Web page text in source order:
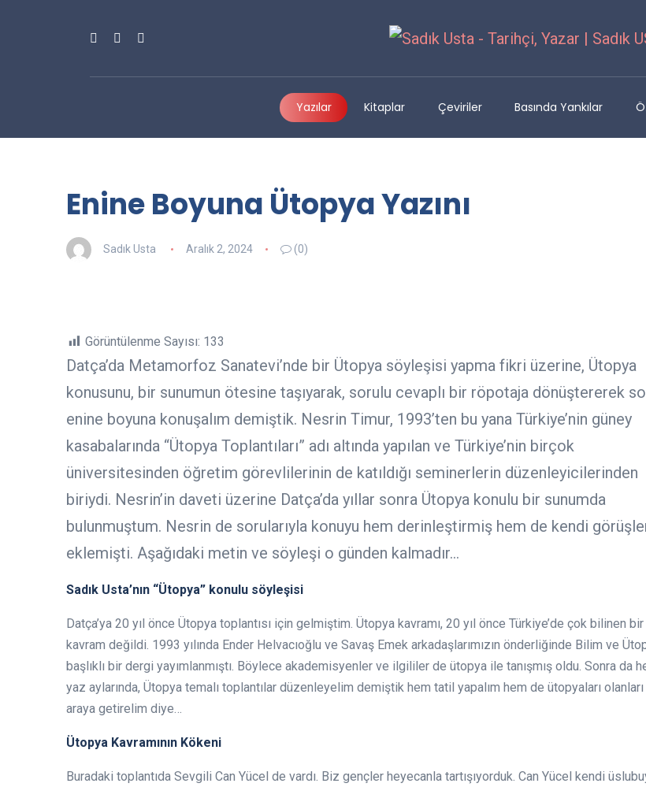
Yazılar Kitaplar Çeviriler Basında Yankılar
Enine Boyuna Ütopya Yazını
Sadık Usta Aralık 2, 2024 (0)
Görüntülenme Sayısı: 133
Datça’da Metamorfoz Sanatevi’nde bir Ütopya söyleşisi yapma fikri üzerine, Ütopya
konusunu, bir sunumun ötesine taşıyarak, sorulu cevaplı bir röpotaja dönüştererek
enine boyuna konuşalım demiştik. Nesrin Timur, 1993’ten bu yana Türkiye’nin güney
kasabalarında “Ütopya Toplantıları” adı altında yapılan ve Türkiye’nin birçok
üniversitesinden öğretim görevlilerinin de katıldığı seminerlerin düzenleyicilerinden
biriydi. Nesrin’in daveti üzerine Datça’da yıllar sonra Ütopya konulu bir sunumda
bulunmuştum. Nesrin de sorularıyla konuyu hem derinleştirmiş hem de kendi
eklemişti. Aşağıdaki metin ve söyleşi o günden kalmadır…
Sadık Usta’nın “Ütopya” konulu söyleşisi
Datça’ya 20 yıl önce Ütopya toplantısı için gelmiştim. Ütopya kavramı, 20 yıl önce Türkiye’de çok bilinen bir
kavram değildi. 1993 yılında Ender Helvacıoğlu ve Savaş Emek arkadaşlarımızın önderliğinde Bilim ve
başlıklı bir dergi yayımlanmıştı. Böylece akademisyenler ve ilgililer de ütopya ile tanışmış oldu. Sonra da
yaz aylarında, Ütopya temalı toplantılar düzenleyelim demiştik hem tatil yapalım hem de ütopyaları
araya getirelim diye…
Ütopya Kavramının Kökeni
Buradaki toplantıda Sevgili Can Yücel de vardı. Biz gençler heyecanla tartışıyorduk. Can Yücel kendi